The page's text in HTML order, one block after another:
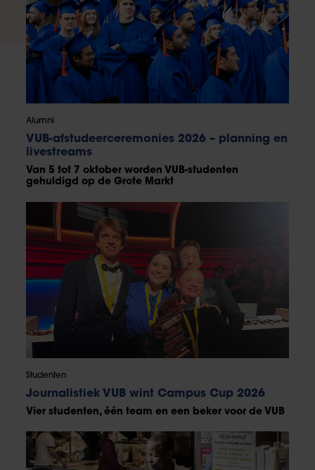
Alumni
VUB-afstudeerceremonies 2026 – planning en
livestreams
Van 5 tot 7 oktober worden VUB-studenten
gehuldigd op de Grote Markt
Studenten
Journalistiek VUB wint Campus Cup 2026
Vier studenten, één team en een beker voor de VUB